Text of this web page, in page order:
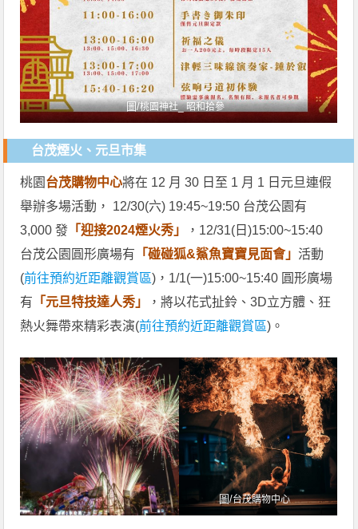
圖/桃園神社_ 昭和拾參
台茂煙火、元旦市集
桃園 台茂購物中心將在 12 月 30 日至 1 月 1 日元旦連假
舉辦多場活動， 12/30(六) 19:45~19:50 台茂公園有
3,000 發 「迎接2024煙火秀」
，12/31(日)15:00~15:40
台茂公園圓形廣場有 「碰碰狐&鯊魚寶寶見面會」 活動
(前往預約近距離觀賞區)，1/1(一)15:00~15:40 圓形廣場
有 「元旦特技達人秀」
，將以花式扯鈴、3D立方體、狂
熱火舞帶來精彩表演(前往預約近距離觀賞區)。
圖/台茂購物中心